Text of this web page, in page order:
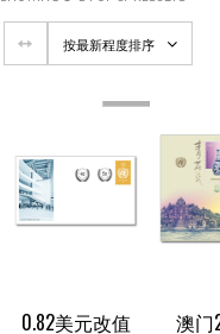
按最新程度排序
0.82美元改值
OUT
OF
澳门